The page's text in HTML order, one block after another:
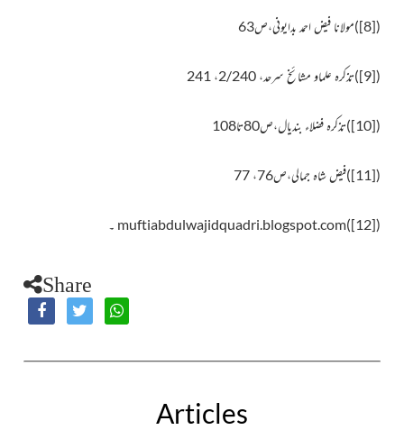
(
[8]
)مولانا فیض احمد بدایونی،ص63
(
[9]
)تذکرہ علماو مشائخ سرحد، 2/240، 241
(
[10]
)تذکرہ فضلاء بندیال،ص80تا108
(
[11]
)فیض شاہ جمالی،ص76، 77
(
[12]
)
muftiabdulwajidquadri.blogspot.com ۔
Share
Articles